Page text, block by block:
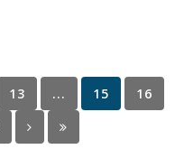
13 ... 15
16